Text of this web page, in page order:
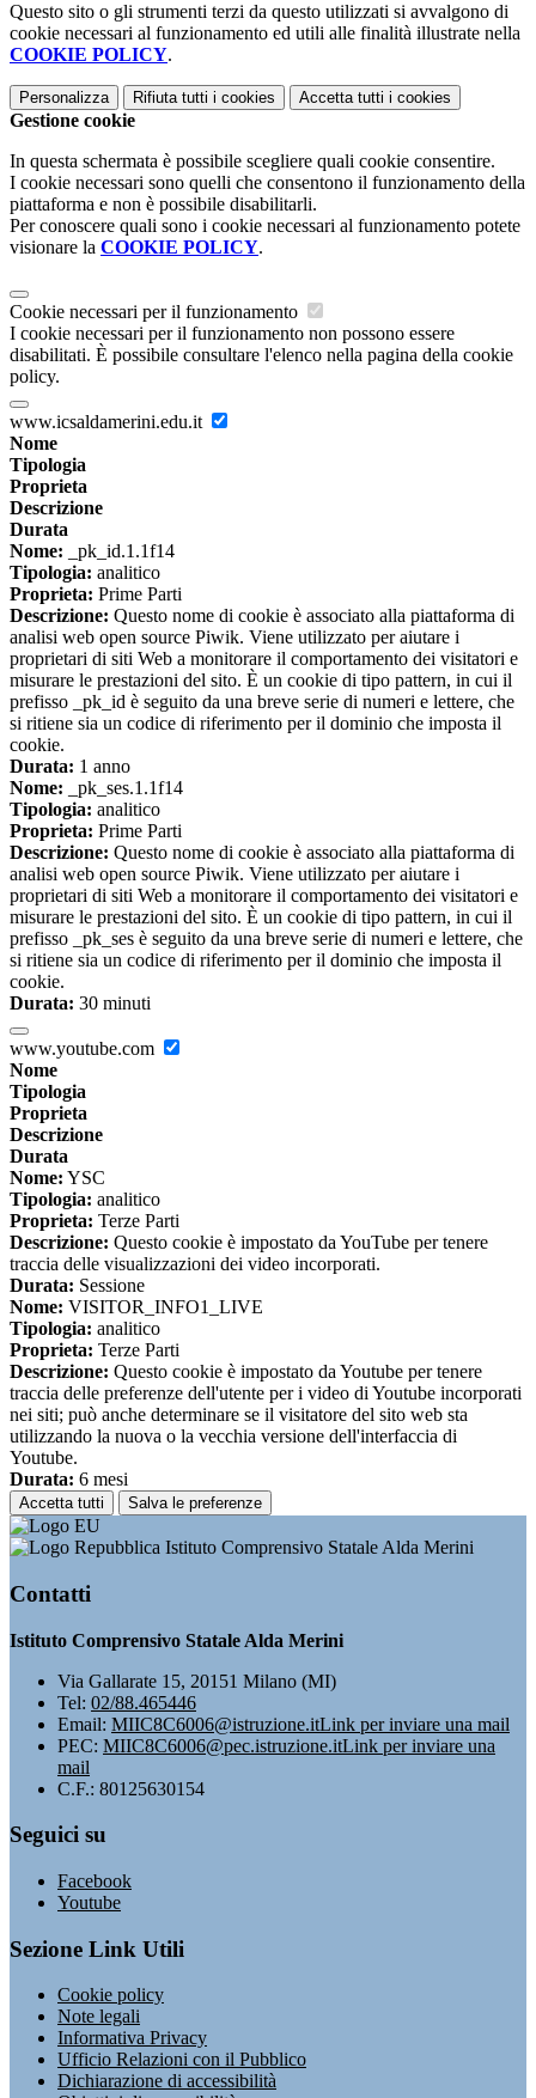
Questo sito o gli strumenti terzi da questo utilizzati si avvalgono di
cookie necessari al funzionamento ed utili alle finalità illustrate nella
COOKIE POLICY.
Personalizza Rifiuta tutti i cookies Accetta tutti i cookies
Gestione cookie
In questa schermata è possibile scegliere quali cookie consentire.
I cookie necessari sono quelli che consentono il funzionamento della
piattaforma e non è possibile disabilitarli.
Per conoscere quali sono i cookie necessari al funzionamento potete
visionare la COOKIE POLICY.
Cookie necessari per il funzionamento
I cookie necessari per il funzionamento non possono essere
disabilitati. È possibile consultare l'elenco nella pagina della cookie
policy.
www.icsaldamerini.edu.it
Nome
Tipologia
Proprieta
Descrizione
Durata
Nome: _pk_id.1.1f14
Tipologia: analitico
Proprieta: Prime Parti
Descrizione: Questo nome di cookie è associato alla piattaforma di
analisi web open source Piwik. Viene utilizzato per aiutare i
proprietari di siti Web a monitorare il comportamento dei visitatori e
misurare le prestazioni del sito. È un cookie di tipo pattern, in cui il
prefisso _pk_id è seguito da una breve serie di numeri e lettere, che
si ritiene sia un codice di riferimento per il dominio che imposta il
cookie.
Durata: 1 anno
Nome: _pk_ses.1.1f14
Tipologia: analitico
Proprieta: Prime Parti
Descrizione: Questo nome di cookie è associato alla piattaforma di
analisi web open source Piwik. Viene utilizzato per aiutare i
proprietari di siti Web a monitorare il comportamento dei visitatori e
misurare le prestazioni del sito. È un cookie di tipo pattern, in cui il
prefisso _pk_ses è seguito da una breve serie di numeri e lettere, che
si ritiene sia un codice di riferimento per il dominio che imposta il
cookie.
Durata: 30 minuti
www.youtube.com
Nome
Tipologia
Proprieta
Descrizione
Durata
Nome: YSC
Tipologia: analitico
Proprieta: Terze Parti
Descrizione: Questo cookie è impostato da YouTube per tenere
traccia delle visualizzazioni dei video incorporati.
Durata: Sessione
Nome: VISITOR_INFO1_LIVE
Tipologia: analitico
Proprieta: Terze Parti
Descrizione: Questo cookie è impostato da Youtube per tenere
traccia delle preferenze dell'utente per i video di Youtube incorporati
nei siti; può anche determinare se il visitatore del sito web sta
utilizzando la nuova o la vecchia versione dell'interfaccia di
Youtube.
Durata: 6 mesi
Accetta tutti Salva le preferenze
Istituto Comprensivo Statale Alda Merini
Contatti
Istituto Comprensivo Statale Alda Merini
Via Gallarate 15, 20151 Milano (MI)
Tel: 02/88.465446
Email: MIIC8C6006@istruzione.itLink per inviare una mail
PEC: MIIC8C6006@pec.istruzione.itLink per inviare una
mail
C.F.: 80125630154
Seguici su
Facebook
Youtube
Sezione Link Utili
Cookie policy
Note legali
Informativa Privacy
Ufficio Relazioni con il Pubblico
Dichiarazione di accessibilità